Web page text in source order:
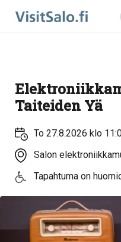
Taiteiden Yä
To 27.8.2026 klo
Salon
Tapahtuma on